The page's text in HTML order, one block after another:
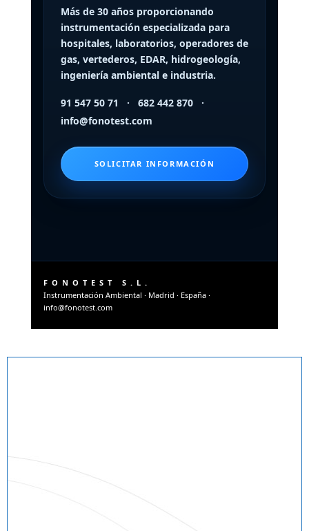
Más de 30 años proporcionando
instrumentación especializada para
hospitales, laboratorios, operadores de
gas, vertederos, EDAR, hidrogeología,
ingeniería ambiental e industria.
91 547 50 71 · 682 442 870 ·
info@fonotest.com
SOLICITAR INFORMACIÓN
FONOTEST S.L.
Instrumentación Ambiental · Madrid · España ·
info@fonotest.com